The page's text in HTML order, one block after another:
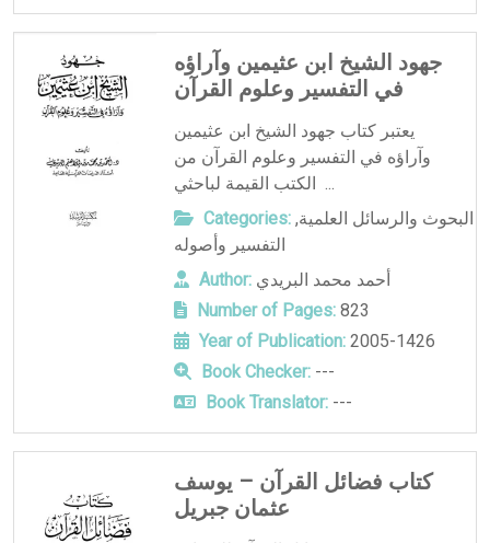
جهود الشيخ ابن عثيمين وآراؤه
في التفسير وعلوم القرآن
يعتبر كتاب جهود الشيخ ابن عثيمين
وآراؤه في التفسير وعلوم القرآن من
الكتب القيمة لباحثي ...
Categories: البحوث والرسائل العلمية,
التفسير وأصوله
Author: أحمد محمد البريدي
Number of Pages:823
Year of Publication:2005-1426
Book Checker:---
Book Translator:---
كتاب فضائل القرآن – يوسف
عثمان جبريل